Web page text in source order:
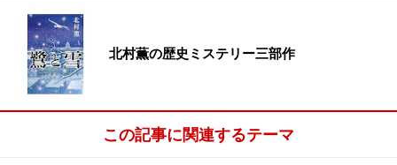
北村薫の歴史ミステリー三部作
この記事に関連するテーマ